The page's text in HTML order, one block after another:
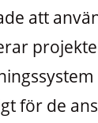
att
för de